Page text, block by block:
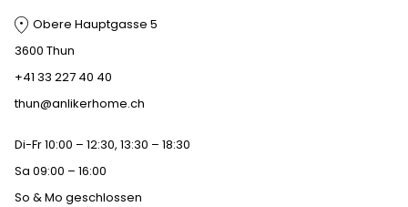
Obere Hauptgasse 5
3600 Thun
+41 33 227 40 40
thun@anlikerhome.ch
Di-Fr 10:00 – 12:30, 13:30 – 18:30
Sa 09:00 – 16:00
So & Mo geschlossen